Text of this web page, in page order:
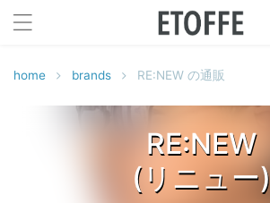
home brands RE:NEW の通販
RE:NEW
(リニュー)